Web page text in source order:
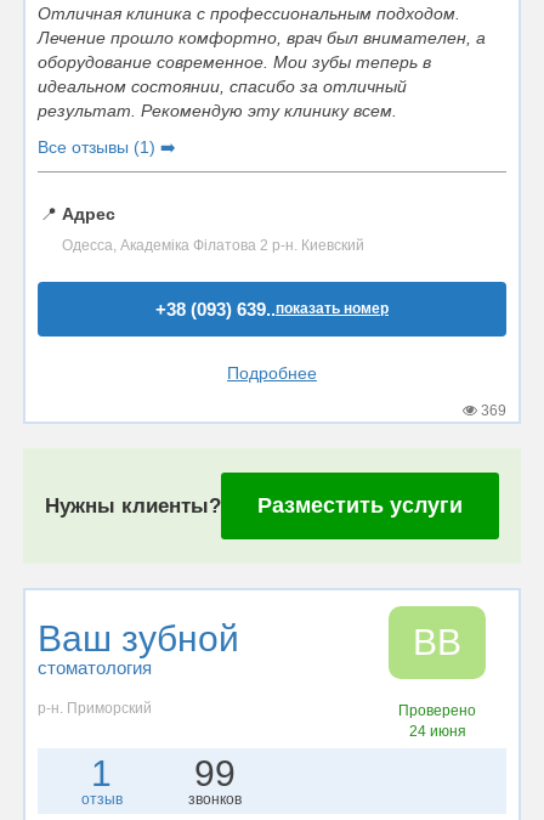
Отличная клиника с профессиональным подходом.
Лечение прошло комфортно, врач был внимателен, а
оборудование современное. Мои зубы теперь в
идеальном состоянии, спасибо за отличный
результат. Рекомендую эту клинику всем.
Все отзывы (1) ➡️
📍 Адрес
Одесса, Академіка Філатова 2 р-н. Киевский
+38 (093) 639..показать номер
Подробнее
369
Нужны клиенты? Разместить услуги
Ваш зубной
стоматология
ВВ
р-н. Приморский
Проверено
24 июня
1
отзыв
99
звонков